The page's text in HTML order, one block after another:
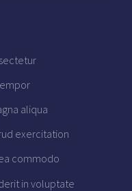
aliqua
exercitation
commodo
in voluptate